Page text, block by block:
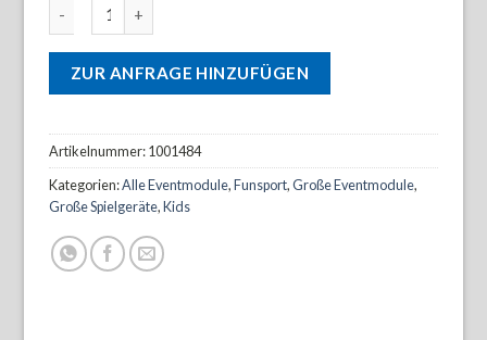
ZUR ANFRAGE HINZUFÜGEN
Artikelnummer:1001484
Kategorien:Alle Eventmodule,Funsport,Große Eventmodule,
Große Spielgeräte,Kids